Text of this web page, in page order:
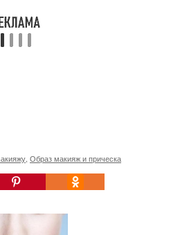
, Образ макияж и прическа